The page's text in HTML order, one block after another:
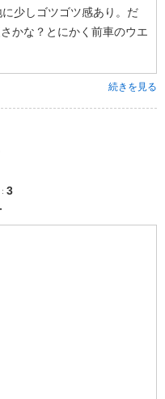
少しゴツゴツ感あり。だ
かな？とにかく前車のウエ
続きを見る
3